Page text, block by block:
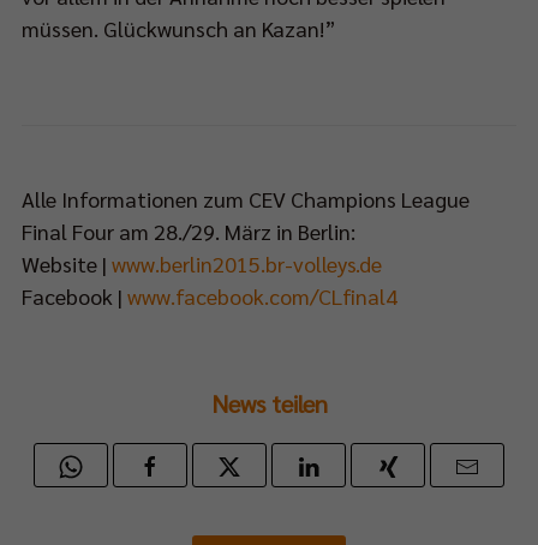
müssen. Glückwunsch an Kazan!”
Alle Informationen zum CEV Champions League
Final Four am 28./29. März in Berlin:
Website | www.berlin2015.br-volleys.de
Facebook | www.facebook.com/CLfinal4
News teilen